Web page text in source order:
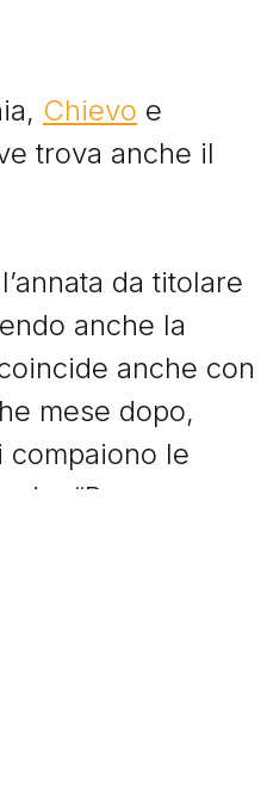
Chievo e
trova anche il
da titolare
anche la
anche con
mese dopo,
compaiono le
“Per sempre
- Tutti diritti riservati